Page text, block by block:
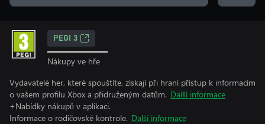
PEGI 3
Nákupy ve hře
Vydavatelé her, které spouštíte, získají při hraní přístup k informacím
o vašem profilu Xbox a přidruženým datům. Další informace
+Nabídky nákupů v aplikaci.
Informace o rodičovské kontrole. Další informace